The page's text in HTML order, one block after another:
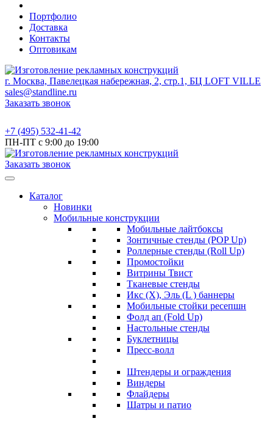
Портфолио
Доставка
Контакты
Оптовикам
г. Москва, Павелецкая набережная, 2, стр.1, БЦ LOFT VILLE
sales@standline.ru
Заказать звонок
+7 (495) 532-41-42
ПН-ПТ с 9:00 до 19:00
Заказать звонок
Каталог
Новинки
Мобильные конструкции
Мобильные лайтбоксы
Зонтичные стенды (POP Up)
Роллерные стенды (Roll Up)
Промостойки
Витрины Твист
Тканевые стенды
Икс (X), Эль (L ) баннеры
Мобильные стойки ресепшн
Фолд ап (Fold Up)
Настольные стенды
Буклетницы
Пресс-волл
Штендеры и ограждения
Виндеры
Флайдеры
Шатры и патио